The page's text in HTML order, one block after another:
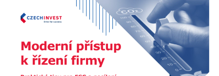
Technické
cookies
Technické
cookies jsou
nezbytné pro